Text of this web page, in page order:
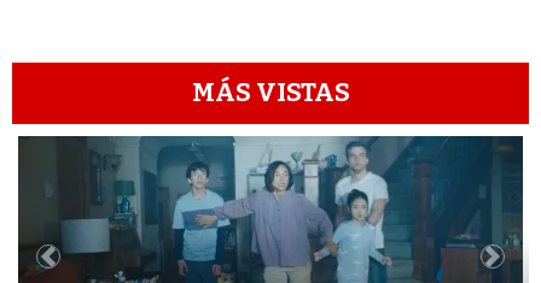
MÁS VISTAS
1
Previous Next